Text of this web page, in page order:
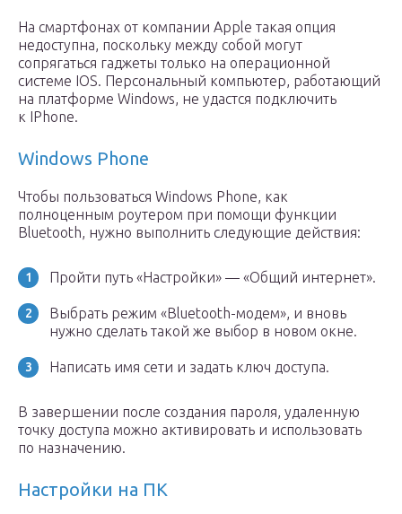
На смартфонах от компании Apple такая опция
недоступна, поскольку между собой могут
сопрягаться гаджеты только на операционной
системе IOS. Персональный компьютер, работающий
на платформе Windows, не удастся подключить
к IPhone.
Windows Phone
Чтобы пользоваться Windows Phone, как
полноценным роутером при помощи функции
Bluetooth, нужно выполнить следующие действия:
Пройти путь «Настройки» — «Общий интернет».
Выбрать режим «Bluetooth-модем», и вновь
нужно сделать такой же выбор в новом окне.
Написать имя сети и задать ключ доступа.
В завершении после создания пароля, удаленную
точку доступа можно активировать и использовать
по назначению.
Настройки на ПК